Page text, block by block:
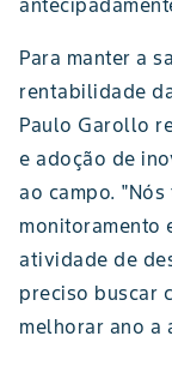
Para manter a
rentabilidade
Paulo Garollo
e adoção de
ao campo.
monitoramento
atividade de
preciso buscar
melhorar ano a